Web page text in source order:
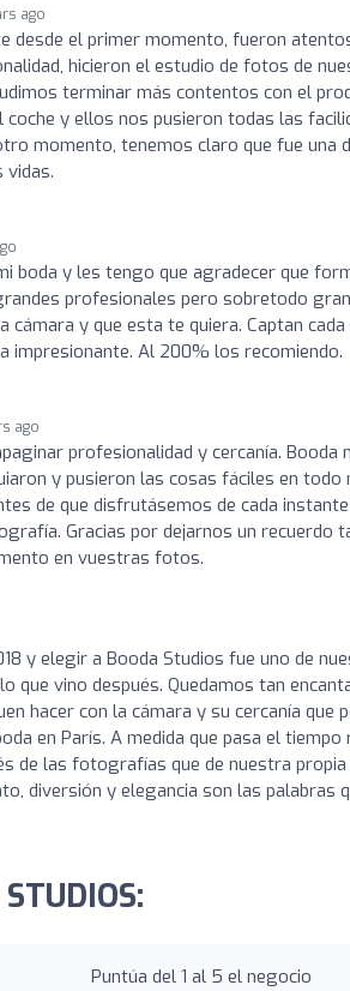
ago
desde el primer momento, fueron
hicieron el estudio de fotos de
terminar más contentos con el
y ellos nos pusieron todas las
momento, tenemos claro que fue una
vidas.
boda y les tengo que agradecer que
profesionales pero sobretodo
y que esta te quiera. Captan
impresionante. Al 200% los recomiendo.
ago
profesionalidad y cercanía. Booda
y pusieron las cosas fáciles en todo
de que disfrutásemos de cada instante
Gracias por dejarnos un recuerdo
en vuestras fotos.
y elegir a Booda Studios fue uno de
vino después. Quedamos tan
hacer con la cámara y su cercanía que
en París. A medida que pasa el
de las fotografías que de nuestra
diversión y elegancia son las palabras
Puntúa del 1 al 5 el negocio